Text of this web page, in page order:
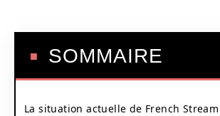
SOMMAIRE
La situation actuelle de French